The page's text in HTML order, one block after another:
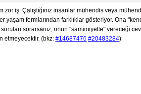
zor iş. Çalıştığınız insanlar mühendis veya
yaşam formlarından farklıklar gösteriyor. Ona
sorarsanız, onun "samimiyetle" vereceği
etmeyecektir. (bkz: #14687476 #20483284)